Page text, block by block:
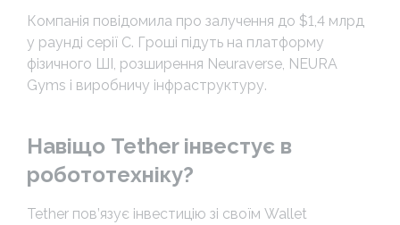
Компанія повідомила про залучення до $1,4 млрд
у раунді серії C. Гроші підуть на платформу
фізичного ШІ, розширення Neuraverse, NEURA
Gyms і виробничу інфраструктуру.
Навіщо Tether інвестує в
робототехніку?
Tether пов’язує інвестицію зі своїм Wallet